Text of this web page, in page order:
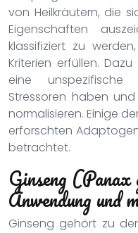
von Heilkräutern, die
Eigenschaften
klassifiziert zu
Kriterien erfüllen.
eine unspezifische
Stressoren haben
normalisieren. Einige
erforschten
betrachtet.
Ginseng
Anwendung und
Ginseng gehört zu